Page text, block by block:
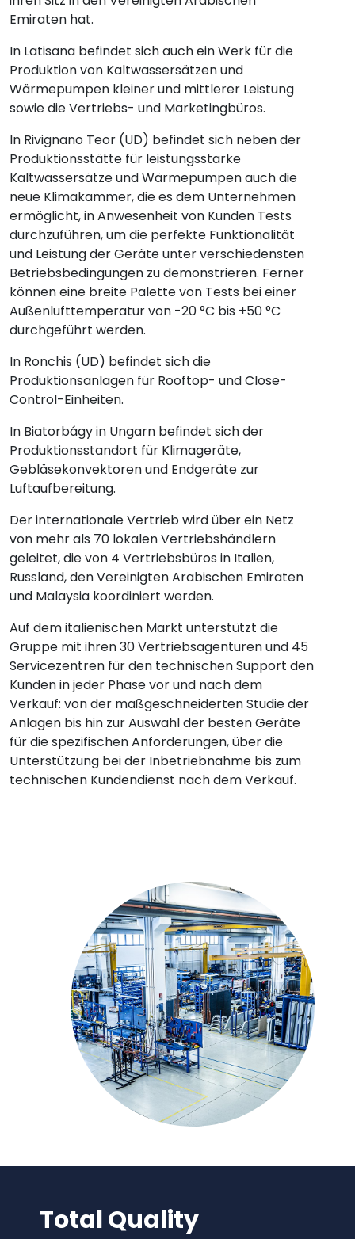
Emiraten hat.
In Latisana befindet sich auch ein Werk für die
Produktion von Kaltwassersätzen und
Wärmepumpen kleiner und mittlerer Leistung
sowie die Vertriebs- und Marketingbüros.
In Rivignano Teor (UD) befindet sich neben der
Produktionsstätte für leistungsstarke
Kaltwassersätze und Wärmepumpen auch die
neue Klimakammer, die es dem Unternehmen
ermöglicht, in Anwesenheit von Kunden Tests
durchzuführen, um die perfekte Funktionalität
und Leistung der Geräte unter verschiedensten
Betriebsbedingungen zu demonstrieren. Ferner
können eine breite Palette von Tests bei einer
Außenlufttemperatur von -20 °C bis +50 °C
durchgeführt werden.
In Ronchis (UD) befindet sich die
Produktionsanlagen für Rooftop- und Close-
Control-Einheiten.
In Biatorbágy in Ungarn befindet sich der
Produktionsstandort für Klimageräte,
Gebläsekonvektoren und Endgeräte zur
Luftaufbereitung.
Der internationale Vertrieb wird über ein Netz
von mehr als 70 lokalen Vertriebshändlern
geleitet, die von 4 Vertriebsbüros in Italien,
Russland, den Vereinigten Arabischen Emiraten
und Malaysia koordiniert werden.
Auf dem italienischen Markt unterstützt die
Gruppe mit ihren 30 Vertriebsagenturen und 45
Servicezentren für den technischen Support den
Kunden in jeder Phase vor und nach dem
Verkauf: von der maßgeschneiderten Studie der
Anlagen bis hin zur Auswahl der besten Geräte
für die spezifischen Anforderungen, über die
Unterstützung bei der Inbetriebnahme bis zum
technischen Kundendienst nach dem Verkauf.
Total Quality